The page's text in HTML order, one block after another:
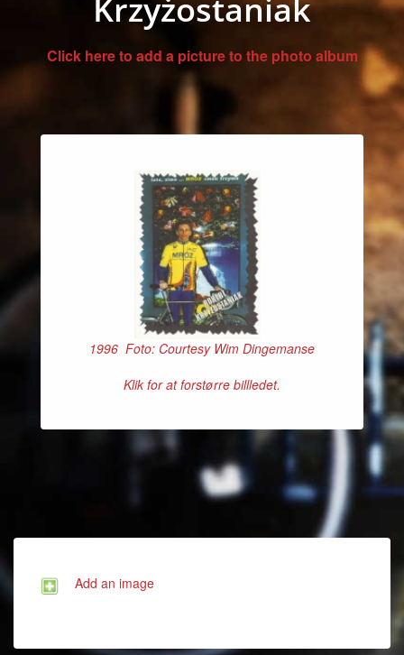
Krzyżostaniak
Click here to add a picture to the photo album
1996 Foto: Courtesy Wim Dingemanse
Klik for at forstørre billledet.
Add an image